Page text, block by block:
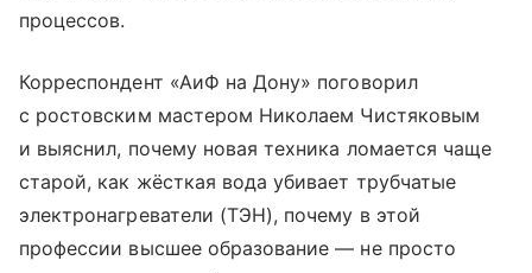
процессов.
Кор­рес­пон­ден­т «АиФ на Дону» поговорил
с ростовским мастером Николаем Чистяковым
и выяснил, почему новая техника ломается чаще
старой, как жёсткая вода убивает трубчатые
электронагреватели (ТЭН), почему в этой
профессии высшее образование — не прос­то